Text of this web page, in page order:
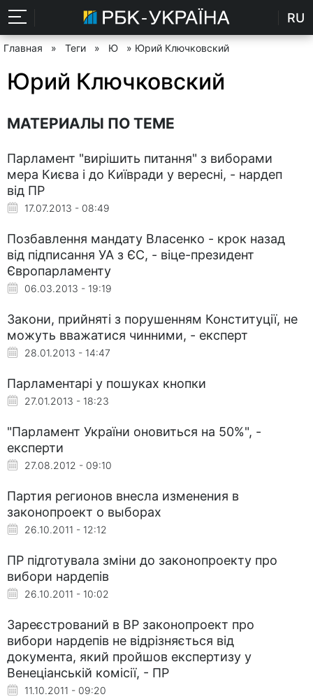
RU
Главная » Теги » Ю » Юрий Ключковский
Юрий Ключковский
МАТЕРИАЛЫ ПО ТЕМЕ
Парламент "вирішить питання" з виборами
мера Києва і до Київради у вересні, - нардеп
від ПР
17.07.2013 - 08:49
Позбавлення мандату Власенко - крок назад
від підписання УА з ЄС, - віце-президент
Європарламенту
06.03.2013 - 19:19
Закони, прийняті з порушенням Конституції, не
можуть вважатися чинними, - експерт
28.01.2013 - 14:47
Парламентарі у пошуках кнопки
27.01.2013 - 18:23
"Парламент України оновиться на 50%", -
експерти
27.08.2012 - 09:10
Партия регионов внесла изменения в
законопроект о выборах
26.10.2011 - 12:12
ПР підготувала зміни до законопроекту про
вибори нардепів
26.10.2011 - 10:02
Зареєстрований в ВР законопроект про
вибори нардепів не відрізняється від
документа, який пройшов експертизу у
Венеціанській комісії, - ПР
11.10.2011 - 09:20